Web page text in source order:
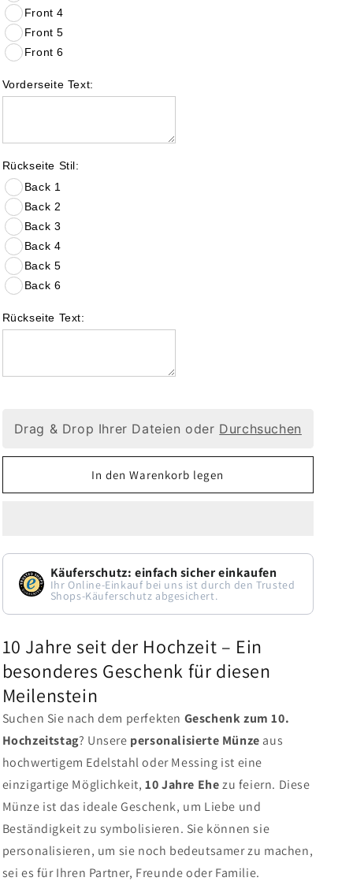
Rosenhochzeit
Geschenk
Front 4
Front 5
Front 6
Vorderseite Text:
Rückseite Stil:
Back 1
Back 2
Back 3
Back 4
Back 5
Back 6
Rückseite Text:
Drag & Drop Ihrer Dateien oder Durchsuchen
In den Warenkorb legen
Käuferschutz: einfach sicher einkaufen
Ihr Online-Einkauf bei uns ist durch den Trusted
Shops-Käuferschutz abgesichert.
10 Jahre seit der Hochzeit – Ein
besonderes Geschenk für diesen
Meilenstein
Suchen Sie nach dem perfekten Geschenk zum 10.
Hochzeitstag? Unsere personalisierte Münze aus
hochwertigem Edelstahl oder Messing ist eine
einzigartige Möglichkeit,10 Jahre Ehezu feiern. Diese
Münze ist das ideale Geschenk, um Liebe und
Beständigkeit zu symbolisieren. Sie können sie
personalisieren, um sie noch bedeutsamer zu machen,
sei es für Ihren Partner, Freunde oder Familie.